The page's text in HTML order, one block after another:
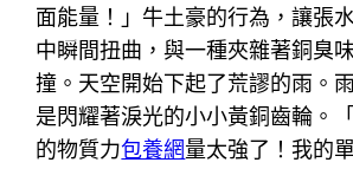
面能量！」牛土豪的行為，讓張
中瞬間扭曲，與一種夾雜著銅臭
撞。天空開始下起了荒謬的雨。
是閃耀著淚光的小小黃銅齒輪。
的物質力包養網量太強了！我的